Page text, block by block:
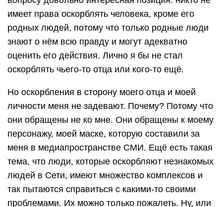
имеет права оскорблять человека, кроме его
родных людей, потому что только родные люди
знают о нём всю правду и могут адекватно
оценить его действия. Лично я бы не стал
оскорблять чьего-то отца или кого-то ещё.
Но оскорбления в сторону моего отца и моей
личности меня не задевают. Почему? Потому что
они обращены не ко мне. Они обращены к моему
персонажу, моей маске, которую составили за
меня в медиапространстве СМИ. Ещё есть такая
тема, что люди, которые оскорбляют незнакомых
людей в Сети, имеют множество комплексов и
так пытаются справиться с какими-то своими
проблемами. Их можно только пожалеть. Ну, или